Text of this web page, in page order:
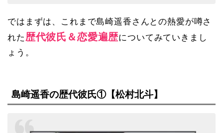
ではまずは、これまで島崎遥香さんとの熱愛が噂さ
れた 歴代彼氏＆恋愛遍歴についてみていきまし
ょう。
島崎遥香の歴代彼氏①【松村北斗】